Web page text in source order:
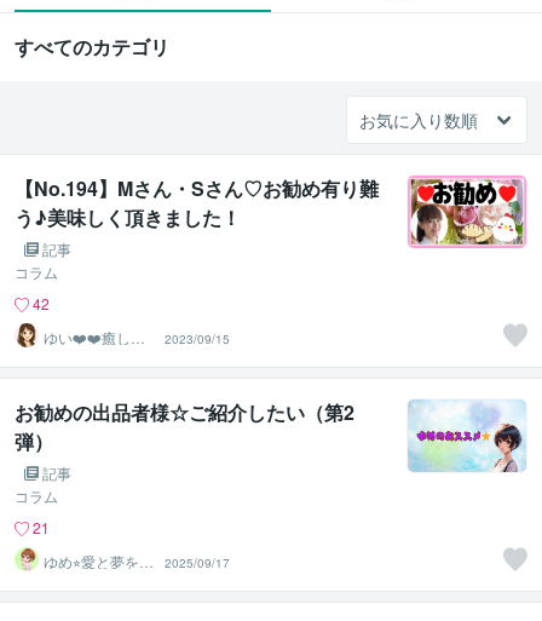
すべてのカテゴリ
【No.194】Mさん・Sさん♡お勧め有り難
う♪美味しく頂きました！
記事
コラム
42
ゆい❤️❤️癒しの
心友
2023/09/15
お勧めの出品者様☆ご紹介したい（第2
弾）
記事
コラム
21
ゆめ⭐︎愛と夢を応
援するスターゲ
イザー
2025/09/17